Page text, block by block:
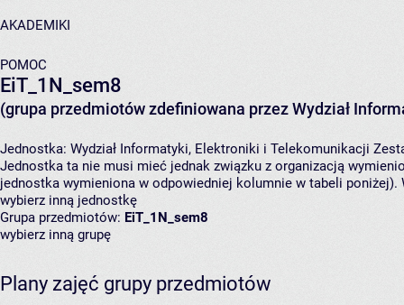
AKADEMIKI
POMOC
EiT_1N_sem8
(grupa przedmiotów zdefiniowana przez Wydział
Jednostka: Wydział Informatyki, Elektroniki i Telekomunikacji
Jednostka ta nie musi mieć jednak związku z organizacją
jednostka wymieniona w odpowiedniej kolumnie w tabeli
wybierz inną jednostkę
Grupa przedmiotów: EiT_1N_sem8
wybierz inną grupę
Plany zajęć grupy przedmiotów